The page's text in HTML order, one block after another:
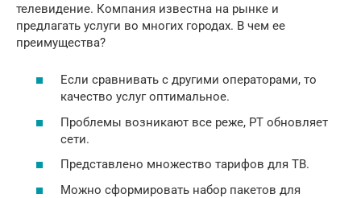
телевидение. Компания известна на рынке и
предлагать услуги во многих городах. В чем ее
преимущества?
Если сравнивать с другими операторами, то
качество услуг оптимальное.
Проблемы возникают все реже, РТ обновляет
сети.
Представлено множество тарифов для ТВ.
Можно сформировать набор пакетов для